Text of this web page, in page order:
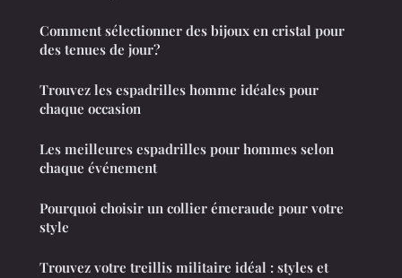
Comment sélectionner des bijoux en cristal pour
des tenues de jour?
Trouvez les espadrilles homme idéales pour
chaque occasion
Les meilleures espadrilles pour hommes selon
chaque événement
Pourquoi choisir un collier émeraude pour votre
style
Trouvez votre treillis militaire idéal : styles et